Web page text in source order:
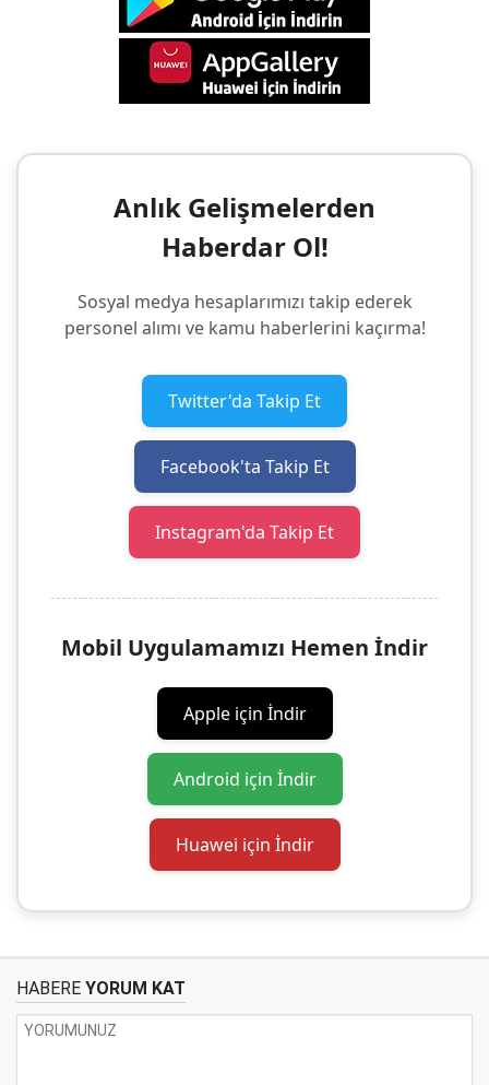
Anlık Gelişmelerden
Haberdar Ol!
Sosyal medya hesaplarımızı takip ederek
personel alımı ve kamu haberlerini kaçırma!
Twitter'da Takip Et
Facebook'ta Takip Et
Instagram'da Takip Et
Mobil Uygulamamızı Hemen İndir
Apple için İndir
Android için İndir
Huawei için İndir
HABERE YORUM KAT